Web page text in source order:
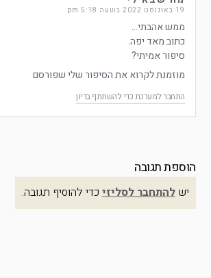
19 באוגוסט 2022 בשעה 5:18 pm
ממש אהבתי…
כתוב מאד יפה.
סיפור אמיתי?
מוזמנת לקרוא את הסיפור שלי שפורסם
התחבר למערכת כדי להשתתף בדיון
הוספת תגובה
ישלהתחבר לסליזיכדי להוסיף תגובה.